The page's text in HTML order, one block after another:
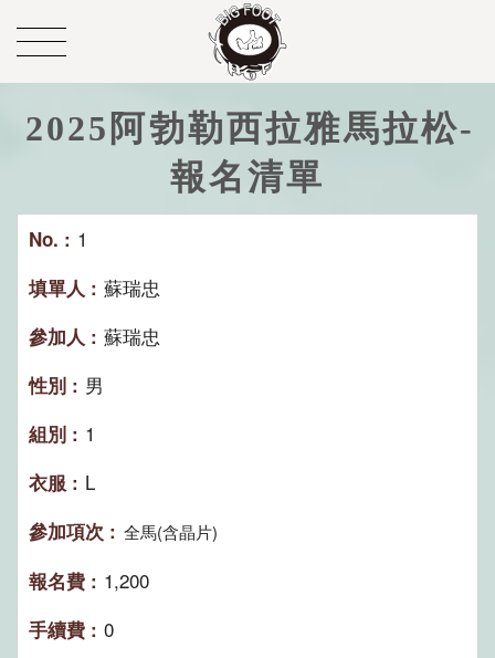
2025阿勃勒西拉雅馬拉松-
報名清單
1
蘇瑞忠
蘇瑞忠
男
1
L
全馬(含晶片)
1,200
0